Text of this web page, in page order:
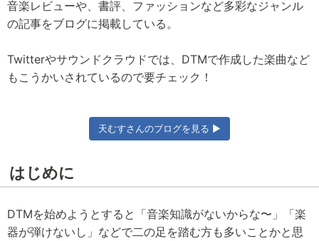
音楽レビューや、書評、ファッションなど多彩なジャンル
の記事をブログに掲載している。
Twitterやサウンドクラウドでは、DTMで作成した楽曲など
もこうかいされているので要チェック！
天むすさんのブログを見る ▶
はじめに
DTMを始めようとすると「音楽知識がないからな〜」「楽
器が弾けないし」などで二の足を踏む方も多いことかと思